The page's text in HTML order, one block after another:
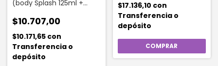
(body Splash 125ml +
$10.707,00
$10.171,65 con
Transferencia o
depósito
$17.136,10 con
Transferencia o
depósito